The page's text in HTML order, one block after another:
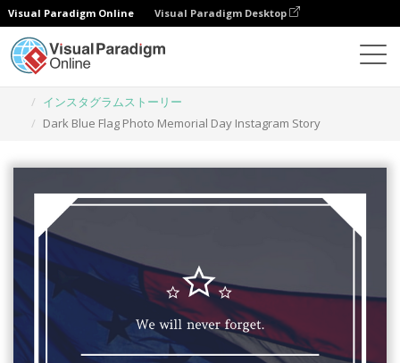
Visual Paradigm Online Visual Paradigm Desktop
インスタグラムストーリー
Dark Blue Flag Photo Memorial Day Instagram Story